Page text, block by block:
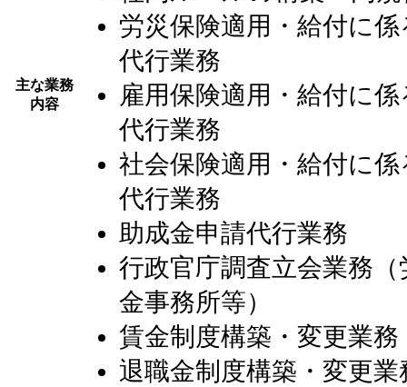
主な業務
内容
労災保険適用・給付に
代行業務
雇用保険適用・給付に
代行業務
社会保険適用・給付に
代行業務
助成金申請代行業務
行政官庁調査立会業務
金事務所等）
賃金制度構築・変更業務
退職金制度構築・変更業